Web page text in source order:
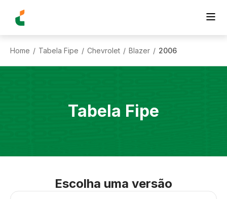
Home / Tabela Fipe / Chevrolet / Blazer / 2006
Tabela Fipe
Escolha uma versão